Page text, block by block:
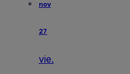
nov
27
vie.